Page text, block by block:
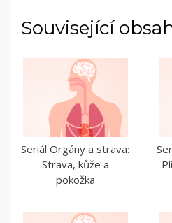
Související
Seriál Orgány a strava:
Strava, kůže a
pokožka